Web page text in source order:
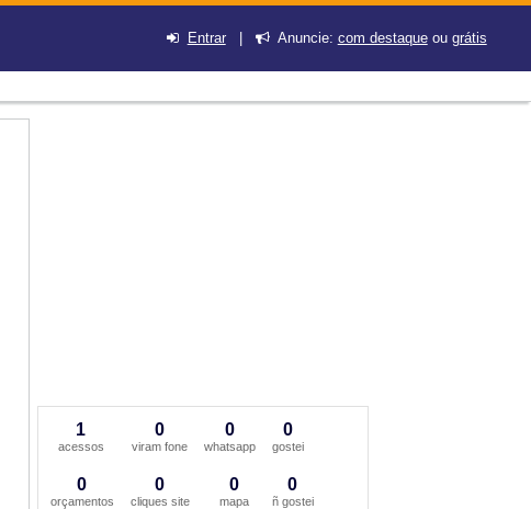
Entrar| Anuncie: com destaqueou grátis
1
acessos
0
viram fone
0
whatsapp
0
gostei
0
orçamentos
0
cliques site
0
mapa
0
ñ gostei